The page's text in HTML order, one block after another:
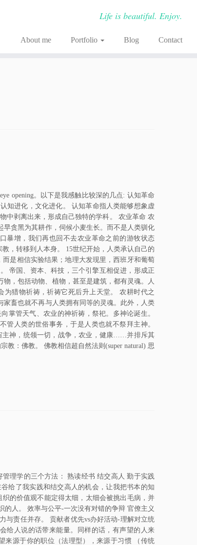
Life is beautiful. Enjoy.
About me Portfolio Blog Contact
opening。以下是我感触比较深的几点: 认知革命
知进化，文化进化。 认知革命指人类能够想象虚
中剥离出来，形成自己独特的学科。 农业革命 农
贪黑为其耕作，伺候小麦生长。而不是人类驯化
暴增，我们再也回不去农业革命之前的游牧状态
，转移到人本身。 15世纪开始，人类承认自己的
是相信实验结果；地理大发现里，西班牙和葡萄
帝国、资本、科技，三个引擎互相促进，形成正
，包括动物、植物，甚至是建筑，都有灵魂。人
猎物祈祷，祈祷它死后升上天堂。 农耕时代之
畜也就不再与人类拥有同等的灵魂。此外，人类
掌管天气、农业的神祈祷，祭祀。多神论诞生。
管人类的世俗事务，于是人类也就不祭拜主神。
主神，统领一切，战争，农业，健康……并排斥其
教：佛教。 佛教相信超自然法则(super natural) 思
理学的三个方法： 熟读经书 结交高人 勤于实践
给了我实践和结交高人的机会，让我把书本的知
的价值观不能定得太细，太细会被挑出毛病，并
的人。 效率与公平-一次没有对错的争辩 官僚主义
与责任并存。 贡献者优先vs办好活动-理解对立统
给人说的话带来能量。同样的话，有声望的人来
来源于你的职位（法理型），来源于习惯 （传统